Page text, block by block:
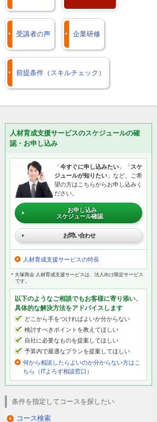
受講者の声 企業研修
前提条件（スキルチェック）
人材育成支援サービスのスケジュールの確
認・お申し込み
「 今すぐに申し込みたい 」「 スケ
ジュールが知りたい 」など、ご希
望の方はこちらからお申し込みく
ださい。
お申し込み
スケジュール確認
お問い合わせ
人材育成支援サービスの特長
＊大塚商会 人材育成支援サービスは、法人向け限定サービス
です。
以下のようなご相談でもお客様に寄り添い、
具体的な解決方法をアドバイスします
どこから手をつければよいか分からない
検討すべきポイントを教えてほしい
自社に必要なものを提案してほしい
予算内で最適なプランを提案してほしい
何から相談したらよいのか分からない方はこ
ちら（ITよろず相談窓口）
条件を指定してコースを探したい
コース検索